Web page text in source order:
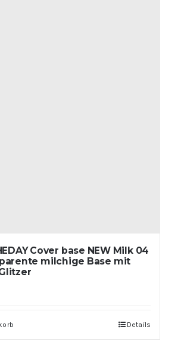
Cover base NEW Milk 04
milchige Base mit
Details